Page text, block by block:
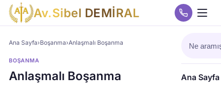
Av.Sibel DEMİRAL
Ana Sayfa
Ana Sayfa›Boşanma›Anlaşmalı Boşanma
BOŞANMA
Anlaşmalı Boşanma